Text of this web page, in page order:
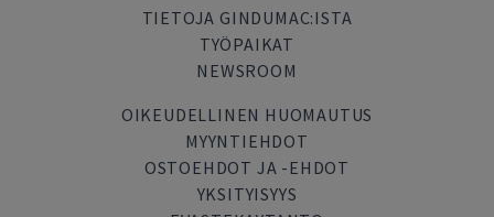
TIETOJA GINDUMAC:ISTA
TYÖPAIKAT
NEWSROOM
OIKEUDELLINEN HUOMAUTUS
MYYNTIEHDOT
OSTOEHDOT JA -EHDOT
YKSITYISYYS